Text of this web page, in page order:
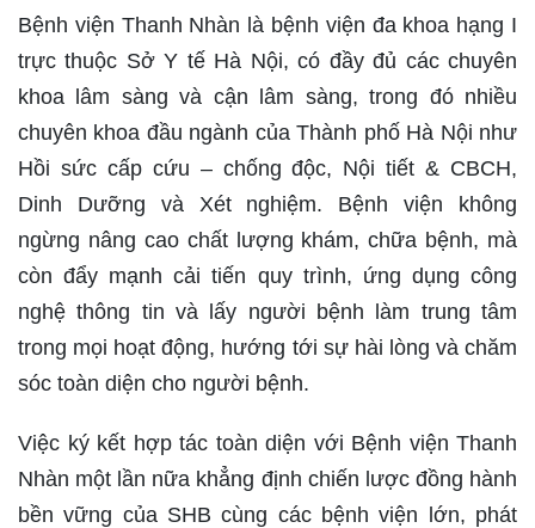
Bệnh viện Thanh Nhàn là bệnh viện đa khoa hạng I
trực thuộc Sở Y tế Hà Nội, có đầy đủ các chuyên
khoa lâm sàng và cận lâm sàng, trong đó nhiều
chuyên khoa đầu ngành của Thành phố Hà Nội như
Hồi sức cấp cứu – chống độc, Nội tiết & CBCH,
Dinh Dưỡng và Xét nghiệm. Bệnh viện không
ngừng nâng cao chất lượng khám, chữa bệnh, mà
còn đẩy mạnh cải tiến quy trình, ứng dụng công
nghệ thông tin và lấy người bệnh làm trung tâm
trong mọi hoạt động, hướng tới sự hài lòng và chăm
sóc toàn diện cho người bệnh.
Việc ký kết hợp tác toàn diện với Bệnh viện Thanh
Nhàn một lần nữa khẳng định chiến lược đồng hành
bền vững của SHB cùng các bệnh viện lớn, phát